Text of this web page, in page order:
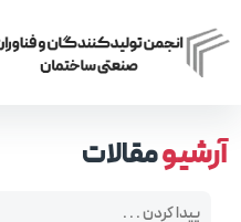
آرشیومقالات